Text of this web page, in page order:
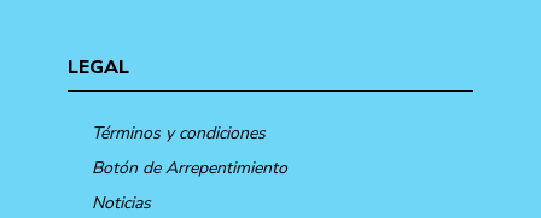
LEGAL
Términos y condiciones
Botón de Arrepentimiento
Noticias